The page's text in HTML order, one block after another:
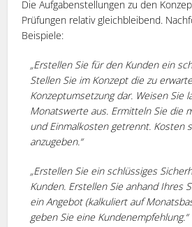
Die Aufgabenstellungen zu den
Prüfungen relativ gleichbleibend.
Beispiele:
„Erstellen Sie für den Kunden ein
Stellen Sie im Konzept die zu
Konzeptumsetzung dar. Weisen Sie
Monatswerte aus. Ermitteln Sie die
und Einmalkosten getrennt. Kosten
anzugeben.“
„Erstellen Sie ein schlüssiges
Kunden. Erstellen Sie anhand Ihres
ein Angebot (kalkuliert auf
geben Sie eine Kundenempfehlung.“